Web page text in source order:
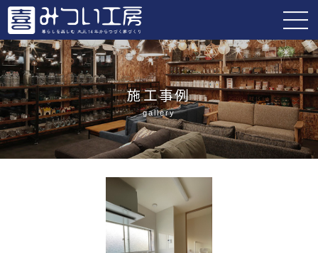
施工事例
gallery